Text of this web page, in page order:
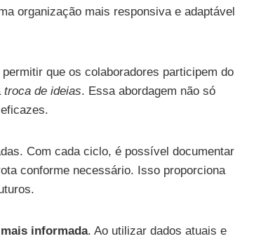
organização mais responsiva e adaptável
permitir que os colaboradores participem do
troca de ideias. Essa abordagem não só
Com cada ciclo, é possível documentar
conforme necessário. Isso proporciona
mais informada. Ao utilizar dados atuais e